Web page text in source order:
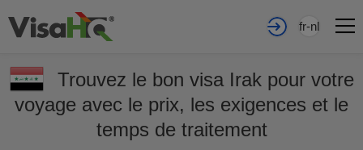
fr-nl
Trouvez le bon visa Irak pour votre
voyage avec le prix, les exigences et le
temps de traitement